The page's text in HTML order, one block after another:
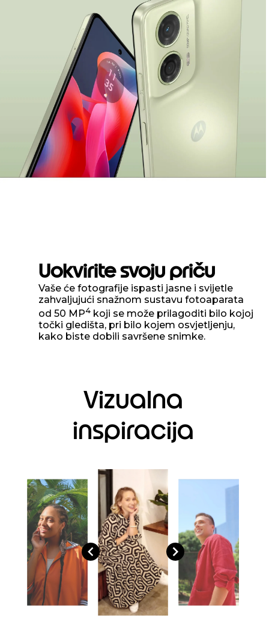
Uokvirite svoju priču
Vaše će fotografije ispasti jasne i svijetle
zahvaljujući snažnom sustavu fotoaparata
od 50 MP4 koji se može prilagoditi bilo kojoj
točki gledišta, pri bilo kojem osvjetljenju,
kako biste dobili savršene snimke.
Vizualna
inspiracija